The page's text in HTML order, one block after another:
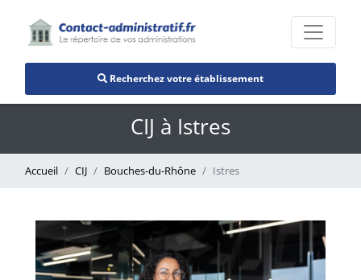
Recherchez votre établissement
CIJ à Istres
Accueil CIJ Bouches-du-Rhône Istres